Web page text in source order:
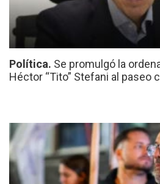
Política. Se promulgó la
Héctor “Tito” Stefani al paseo